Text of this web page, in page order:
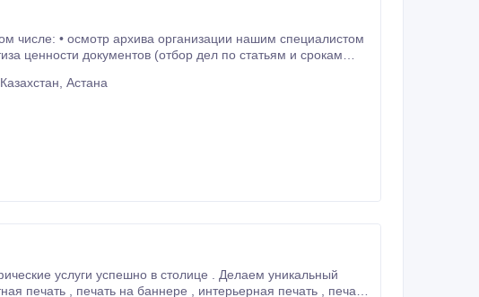
Казахстан, Астана